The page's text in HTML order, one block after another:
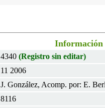
Información
4340 (Registro sin editar)
11 2006
J. González, Acomp. por: E.
8116